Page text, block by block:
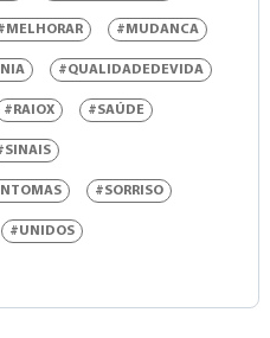
#MUDANCA
#QUALIDADEDEVIDA
#RAIOX #SAÚDE
#SORRISO
#UNIDOS